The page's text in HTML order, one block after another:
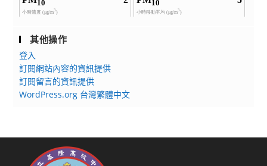
其他操作
登入
訂閱網站內容的資訊提供
訂閱留言的資訊提供
WordPress.org 台灣繁體中文